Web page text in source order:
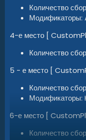
Количество
4-е место [
Количество
5 - е место [
Количество
6-е место [
Количество